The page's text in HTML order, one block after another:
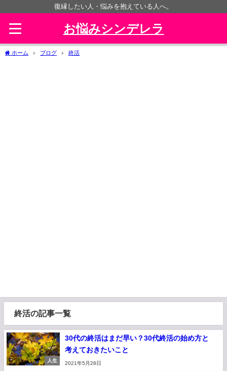
復縁したい人・悩みを抱えている人へ。
お悩みシンデレラ
ホーム ブログ 終活
終活の記事一覧
人生
30代の終活はまだ早い？30代終活の始め方と
考えておきたいこと
2021年5月28日